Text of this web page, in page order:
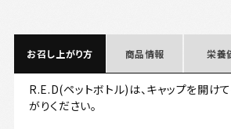
お召し上がり方 商品情報 栄養
R.E.D(ペットボトル)は、キャップを開け
がりください。